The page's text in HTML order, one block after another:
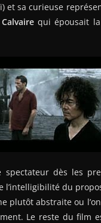
et sa curieuse
Calvairequi épousait
dès les
l’intelligibilité du
plutôt abstraite ou
Le reste du film